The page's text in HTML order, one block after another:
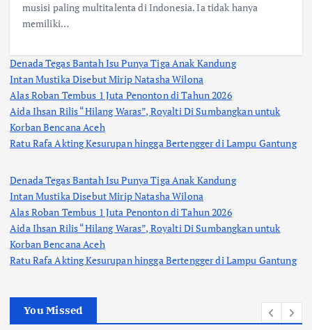
musisi paling multitalenta di Indonesia. Ia tidak hanya
memiliki…
Denada Tegas Bantah Isu Punya Tiga Anak Kandung
Intan Mustika Disebut Mirip Natasha Wilona
Alas Roban Tembus 1 Juta Penonton di Tahun 2026
Aida Ihsan Rilis “Hilang Waras”, Royalti Di Sumbangkan untuk
Korban Bencana Aceh
Ratu Rafa Akting Kesurupan hingga Bertengger di Lampu Gantung
Denada Tegas Bantah Isu Punya Tiga Anak Kandung
Intan Mustika Disebut Mirip Natasha Wilona
Alas Roban Tembus 1 Juta Penonton di Tahun 2026
Aida Ihsan Rilis “Hilang Waras”, Royalti Di Sumbangkan untuk
Korban Bencana Aceh
Ratu Rafa Akting Kesurupan hingga Bertengger di Lampu Gantung
You Missed